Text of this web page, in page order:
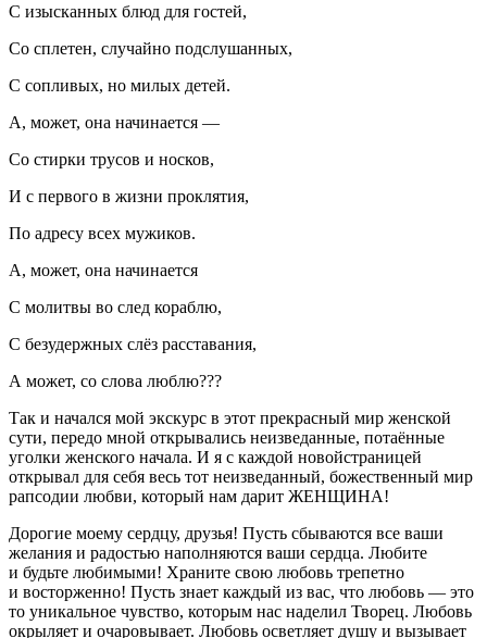
С изысканных блюд для гостей,
Со сплетен, случайно подслушанных,
С сопливых, но милых детей.
А, может, она начинается —
Со стирки трусов и носков,
И с первого в жизни проклятия,
По адресу всех мужиков.
А, может, она начинается
С молитвы во след кораблю,
С безудержных слёз расставания,
А может, со слова люблю???
Так и начался мой экскурс в этот прекрасный мир женской
сути, передо мной открывались неизведанные, потаённые
уголки женского начала. И я с каждой новойстраницей
открывал для себя весь тот неизведанный, божественный мир
рапсодии любви, который нам дарит ЖЕНЩИНА!
Дорогие моему сердцу, друзья! Пусть сбываются все ваши
желания и радостью наполняются ваши сердца. Любите
и будьте любимыми! Храните свою любовь трепетно
и восторженно! Пусть знает каждый из вас, что любовь — это
то уникальное чувство, которым нас наделил Творец. Любовь
окрыляет и очаровывает. Любовь осветляет душу и вызывает